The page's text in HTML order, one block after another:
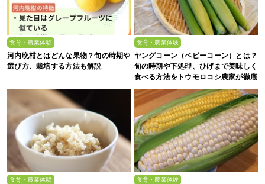
食育・農業体験
河内晩柑とはどんな果物？旬の時期や
選び方、栽培する方法も解説
食育・農業体験
ヤングコーン（ベビーコーン）とは？
旬の時期や下処理、ひげまで美味しく
食べる方法をトウモロコシ農家が徹底
解説！
食育・農業体験 食育・農業体験